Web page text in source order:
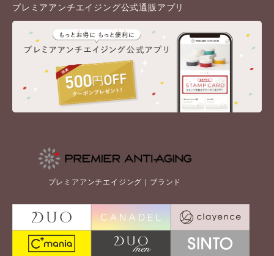
プレミアアンチエイジング公式通販アプリ
プレミアアンチエイジング｜ブランド